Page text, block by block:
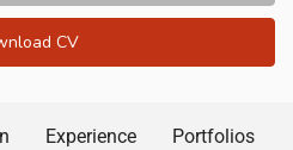
CV
Experience Portfolios